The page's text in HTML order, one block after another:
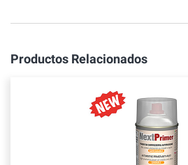
Productos Relacionados